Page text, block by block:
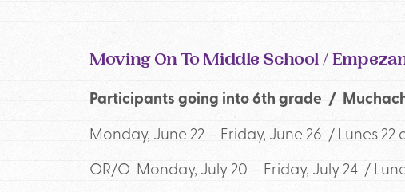
Moving On To Middle School /
Participants going into 6th grade /
Monday, June 22 – Friday, June 26 /Lunes 22
OR/O Monday, July 20 – Friday, July 24 /